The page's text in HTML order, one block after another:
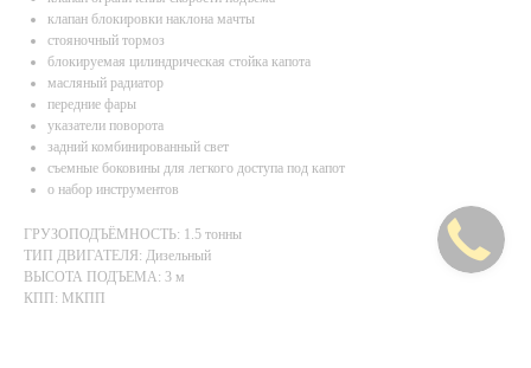
клапан блокировки наклона мачты
стояночный тормоз
блокируемая цилиндрическая стойка капота
масляный радиатор
передние фары
указатели поворота
задний комбинированный свет
съемные боковины для легкого доступа под капот
o набор инструментов
ГРУЗОПОДЪЁМНОСТЬ: 1.5 тонны
ТИП ДВИГАТЕЛЯ: Дизельный
ВЫСОТА ПОДЪЕМА: 3 м
КПП: МКПП